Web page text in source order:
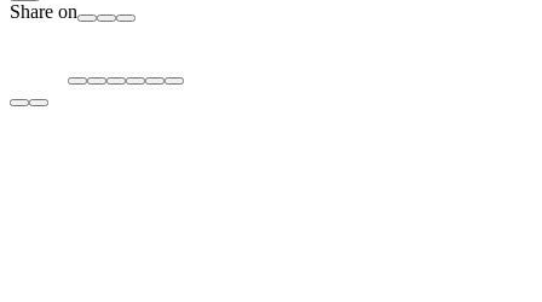
Share on